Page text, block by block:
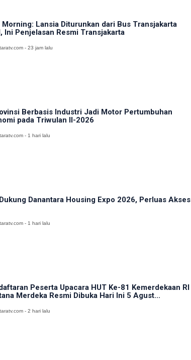
Morning: Lansia Diturunkan dari Bus Transjakarta
Ini Penjelasan Resmi Transjakarta
- 23 jam lalu
Berbasis Industri Jadi Motor Pertumbuhan
pada Triwulan II-2026
- 1 hari lalu
Danantara Housing Expo 2026, Perluas Akses
- 1 hari lalu
Peserta Upacara HUT Ke-81 Kemerdekaan RI
Merdeka Resmi Dibuka Hari Ini 5 Agust...
- 2 hari lalu